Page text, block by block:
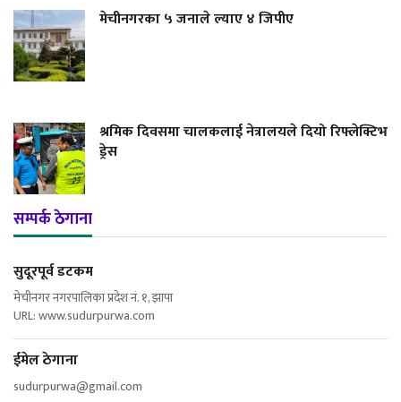
मेचीनगरका ५ जनाले ल्याए ४ जिपीए
श्रमिक दिवसमा चालकलाई नेत्रालयले दियो रिफ्लेक्टिभ
ड्रेस
सम्पर्क ठेगाना
सुदूरपूर्व डटकम
मेचीनगर नगरपालिका प्रदेश नं. १, झापा
URL: www.sudurpurwa.com
ईमेल ठेगाना
sudurpurwa@gmail.com